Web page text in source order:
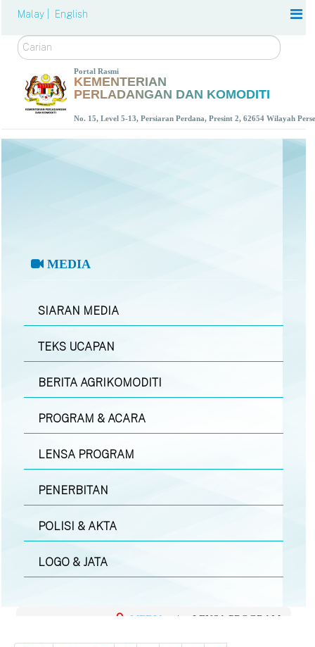
Malay | English
Carian
Portal Rasmi
KEMENTERIAN
PERLADANGAN DAN KOMODITI
No. 15, Level 5-13, Persiaran Perdana, Presint 2, 62654 Wilayah
MEDIA
SIARAN MEDIA
TEKS UCAPAN
BERITA AGRIKOMODITI
PROGRAM & ACARA
LENSA PROGRAM
PENERBITAN
POLISI & AKTA
LOGO & JATA
MEDIA | LENSA PROGRAM